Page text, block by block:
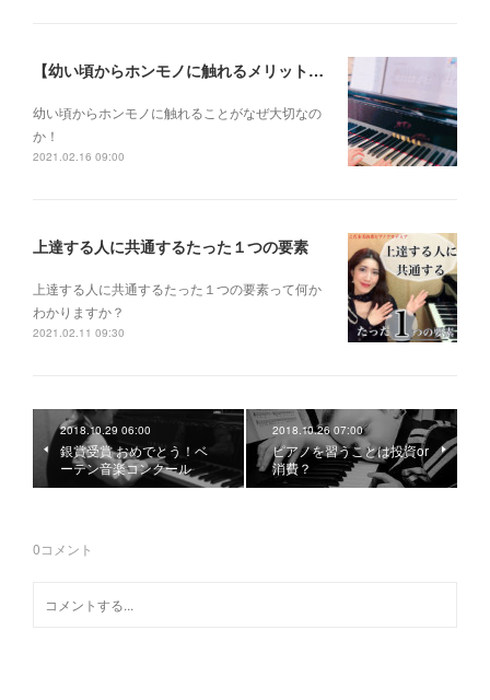
【幼い頃からホンモノに触れるメリットとは？】
幼い頃からホンモノに 触れることがなぜ大切なの
か！
2021.02.16 09:00
上達する人に共通するたった１つの要素
上達する人に共通するたった１つの要素って何か
わかりますか？
2021.02.11 09:30
2018.10.29 06:00
銀賞受賞 おめでとう！ベ
ーテン音楽コンクール
2018.10.26 07:00
ピアノを習うことは投資or
消費？
0コメント